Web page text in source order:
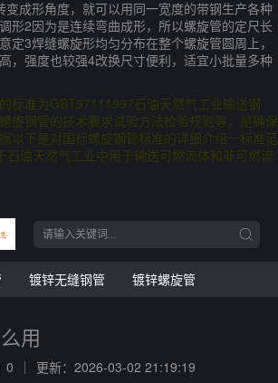
变成形角度，就可以用同一宽度的带钢生产各种
形2因为是连续弯曲成形，所以螺旋管的定尺长
定3焊缝螺旋形均匀分布在整个螺旋管圆周上，
，强度也较强4改换尺寸便利，适宜小批量多种
标准为GBT97111997石油天然气工业输送钢
旋钢管的技术要求试验方法检验规则等，是确保
以下是对国标螺旋钢管标准的详细介绍一标准范
石油天然气工业中用于输送可燃流体和非可燃流
镀锌无缝钢管 镀锌螺旋管
用
0
更新：2026-03-02 21:19:19